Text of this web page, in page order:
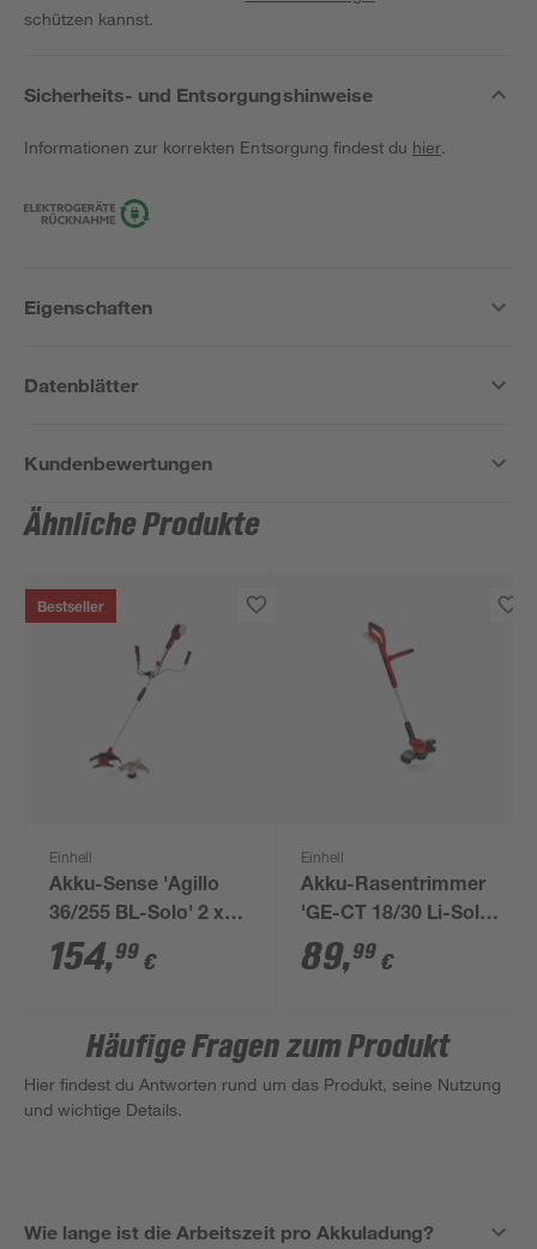
schützen kannst.
Sicherheits- und Entsorgungshinweise
Informationen zur korrekten Entsorgung findest du hier.
Eigenschaften
Datenblätter
Kundenbewertungen
Ähnliche Produkte
Bestseller
Einhell
Akku-Sense 'Agillo
36/255 BL-Solo' 2 x
18 V, ohne Akku
154,99 €
Einhell
Akku-Rasentrimmer
'GE-CT 18/30 Li-Solo'
ohne Akku und
Ladegerät
89,99 €
Häufige Fragen zum Produkt
Hier findest du Antworten rund um das Produkt, seine Nutzung
und wichtige Details.
Wie lange ist die Arbeitszeit pro Akkuladung?